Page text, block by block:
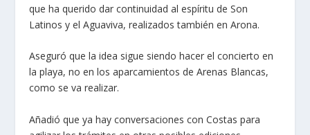
que ha querido dar continuidad al espíritu de Son
Latinos y el Aguaviva, realizados también en Arona.
Aseguró que la idea sigue siendo hacer el concierto en
la playa, no en los aparcamientos de Arenas Blancas,
como se va realizar.
Añadió que ya hay conversaciones con Costas para